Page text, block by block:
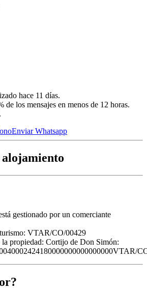
hace 11 días.
de los mensajes en menos de 12 horas.
Enviar Whatsapp
alojamiento
gestionado por un comerciante
VTAR/CO/00429
propiedad: Cortijo de Don Simón: